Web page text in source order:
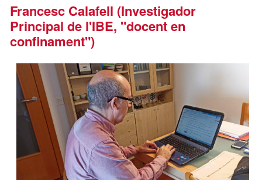
Francesc Calafell (Investigador
Principal de l'IBE, "docent en
confinament")